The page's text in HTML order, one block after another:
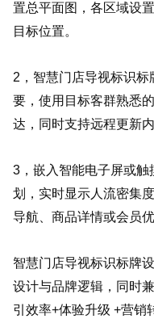
置总平面图，各区域设
目标位置。
2，智慧门店导视标识
要，使用目标客群熟悉
达，同时支持远程更新内
3，嵌入智能电子屏或
划，实时显示人流密集
导航、商品详情或会员优
智慧门店导视标识标牌
设计与品牌逻辑，同时
引效率+体验升级 +营销